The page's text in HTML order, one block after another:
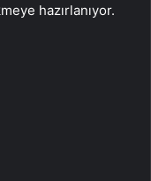
hazırlanıyor.